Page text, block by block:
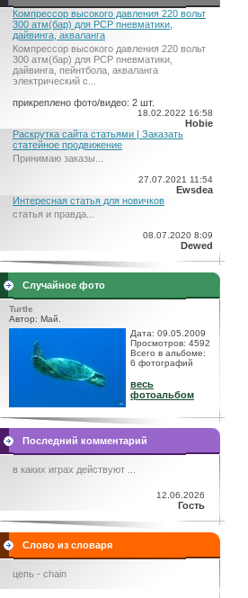
Компрессор высокого давления 220 вольт
300 атм(бар) для PCP пневматики,
дайвинга, акваланга
Компрессор высокого давления 220 вольт
300 атм(бар) для PCP пневматики,
дайвинга, пейнтбола, акваланга
электрический c...
прикреплено фото/видео: 2 шт.
18.02.2022 16:58
Hobie
Раскрутка сайта статьями | Заказать
статейное продвижение
Принимаю заказы...
27.07.2021 11:54
Ewsdea
Интересная статья для новичков
статья и правда...
08.07.2020 8:09
Dewed
Случайное фото
Turtle
Автор: Май.
Дата: 09.05.2009
Просмотров: 4592
Всего в альбоме:
6 фотографий
весь
фотоальбом
Последний комментарий
в каких играх действуют ...
12.06.2026
Гость
Слово из словаря
цепь - chain